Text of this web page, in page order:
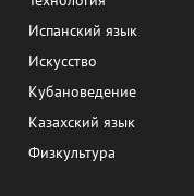
Испанский язык
Искусство
Кубановедение
Казахский язык
Физкультура